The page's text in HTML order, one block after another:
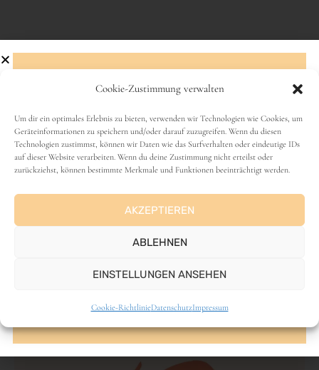
Cookie-Zustimmung verwalten
Um dir ein optimales Erlebnis zu bieten, verwenden wir Technologien wie Cookies, um
Geräteinformationen zu speichern und/oder darauf zuzugreifen. Wenn du diesen
Technologien zustimmst, können wir Daten wie das Surfverhalten oder eindeutige IDs
auf dieser Website verarbeiten. Wenn du deine Zustimmung nicht erteilst oder
zurückziehst, können bestimmte Merkmale und Funktionen beeinträchtigt werden.
AKZEPTIEREN
ABLEHNEN
EINSTELLUNGEN ANSEHEN
Cookie-RichtlinieDatenschutzImpressum
VANLIFE
Abonniere den Newsletter!
Name